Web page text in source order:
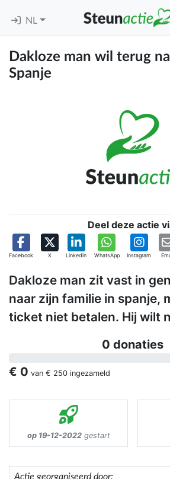
NL
Dakloze man wil terug
Spanje
Deel deze actie
Facebook X Linkedin WhatsApp Instagram
Dakloze man zit vast in
naar zijn familie in spanje,
ticket niet betalen. Hij wilt
0 donaties
€ 0 van € 250 ingezameld
op 19-12-2022 gestart
Actie georganiseerd door: